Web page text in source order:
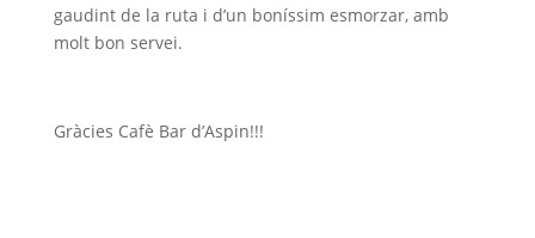
gaudint de la ruta i d’un boníssim esmorzar, amb
molt bon servei.
Gràcies Cafè Bar d’Aspin!!!